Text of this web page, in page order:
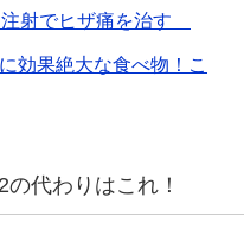
射でヒザ痛を治す
効果絶大な食べ物！こ
代わりはこれ！